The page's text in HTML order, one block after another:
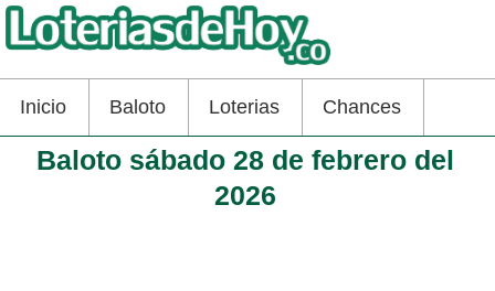
Inicio Baloto Loterias Chances
Baloto sábado 28 de febrero del
2026